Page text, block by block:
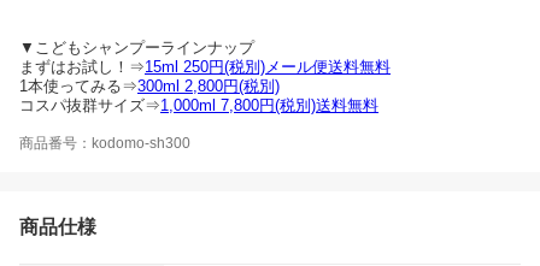
▼こどもシャンプーラインナップ
まずはお試し！⇒15ml 250円(税別)メール便送料無料
1本使ってみる⇒300ml 2,800円(税別)
コスパ抜群サイズ⇒1,000ml 7,800円(税別)送料無料
商品番号：kodomo-sh300
商品仕様